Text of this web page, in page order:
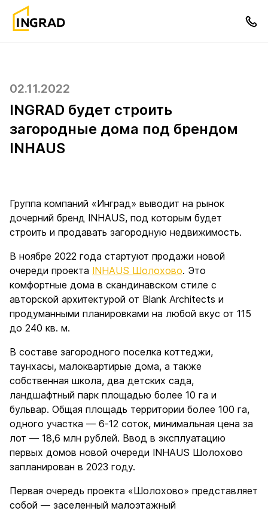
02.11.2022
INGRAD будет строить
загородные дома под брендом
INHAUS
Группа компаний «Инград» выводит на рынок
дочерний бренд INHAUS, под которым будет
строить и продавать загородную недвижимость.
В ноябре 2022 года стартуют продажи новой
очереди проекта INHAUS Шолохово. Это
комфортные дома в скандинавском стиле с
авторской архитектурой от Blank Architects и
продуманными планировками на любой вкус от 115
до 240 кв. м.
В составе загородного поселка коттеджи,
таунхасы, малоквартирые дома, а также
собственная школа, два детских сада,
ландшафтный парк площадью более 10 га и
бульвар. Общая площадь территории более 100 га,
одного участка — 6-12 соток, минимальная цена за
лот — 18,6 млн рублей. Ввод в эксплуатацию
первых домов новой очереди INHAUS Шолохово
запланирован в 2023 году.
Первая очередь проекта «Шолохово» представляет
собой — заселенный малоэтажный